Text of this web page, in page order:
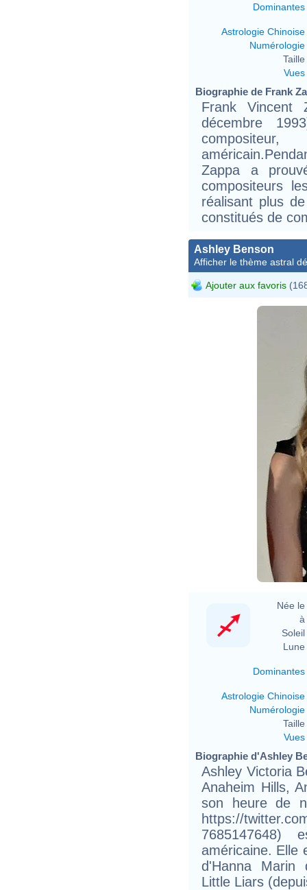
Dominantes
Astrologie Chinoise
Numérologie
Taille
Vues
Biographie de Frank
Frank Vincent
décembre
Zappa a
compositeurs
réalisant plus
constitués de
Ashley Benson
Afficher le thème astral
Ajouter aux favoris
Née le
à
Soleil
Lune
Dominantes
Astrologie Chinoise
Numérologie
Taille
Vues
Biographie d'Ashley
Ashley Victoria
Anaheim Hills,
son heure de
https://
7685147648)
américaine. Elle
d'Hanna Marin
Little Liars